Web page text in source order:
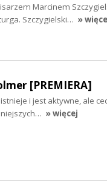
Marcinem
Szczygielski… »
[PREMIERA]
i jest aktywne, ale
» więcej